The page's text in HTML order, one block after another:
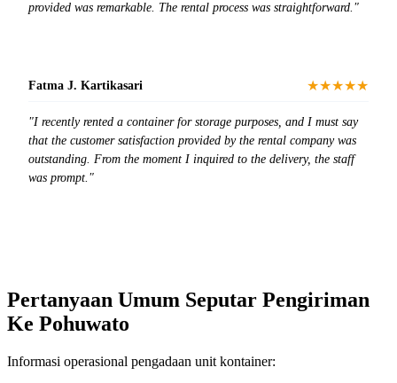
provided was remarkable. The rental process was straightforward."
Fatma J. Kartikasari ★★★★★
"I recently rented a container for storage purposes, and I must say
that the customer satisfaction provided by the rental company was
outstanding. From the moment I inquired to the delivery, the staff
was prompt."
Pertanyaan Umum Seputar Pengiriman
Ke Pohuwato
Informasi operasional pengadaan unit kontainer: